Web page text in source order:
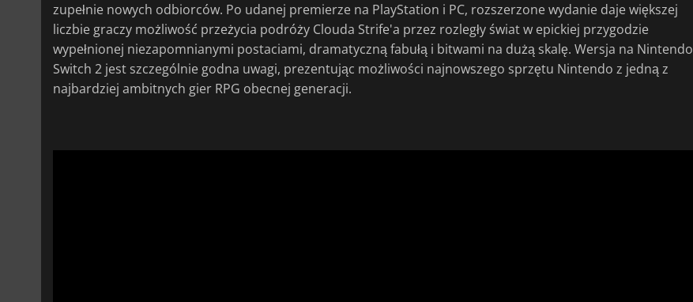
zupełnie nowych odbiorców. Po udanej premierze na PlayStation i PC, rozszerzone wydanie daje większej
liczbie graczy możliwość przeżycia podróży Clouda Strife'a przez rozległy świat w epickiej przygodzie
wypełnionej niezapomnianymi postaciami, dramatyczną fabułą i bitwami na dużą skalę. Wersja na Nintendo
Switch 2 jest szczególnie godna uwagi, prezentując możliwości najnowszego sprzętu Nintendo z jedną z
najbardziej ambitnych gier RPG obecnej generacji.